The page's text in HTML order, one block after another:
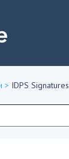
> IDPS Signatures